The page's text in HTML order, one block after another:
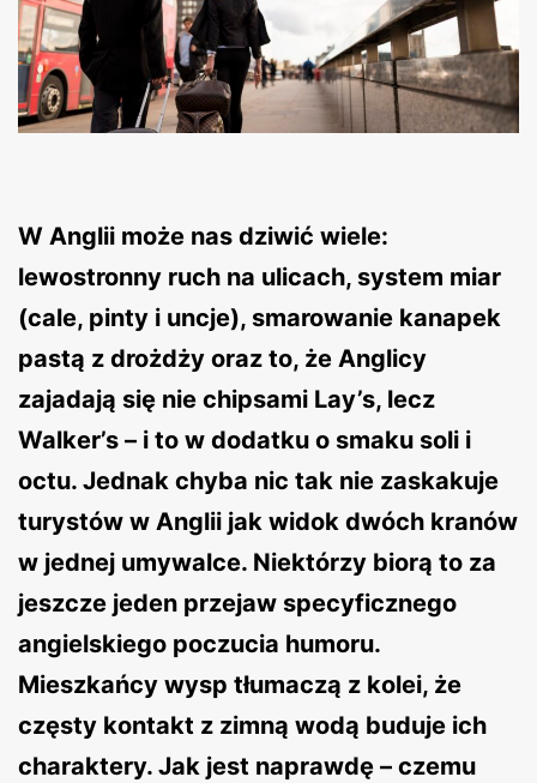
W Anglii może nas dziwić wiele:
lewostronny ruch na ulicach, system miar
(cale, pinty i uncje), smarowanie kanapek
pastą z drożdży oraz to, że Anglicy
zajadają się nie chipsami Lay’s, lecz
Walker’s – i to w dodatku o smaku soli i
octu. Jednak chyba nic tak nie zaskakuje
turystów w Anglii jak widok dwóch kranów
w jednej umywalce. Niektórzy biorą to za
jeszcze jeden przejaw specyficznego
angielskiego poczucia humoru.
Mieszkańcy wysp tłumaczą z kolei, że
częsty kontakt z zimną wodą buduje ich
charaktery. Jak jest naprawdę – czemu